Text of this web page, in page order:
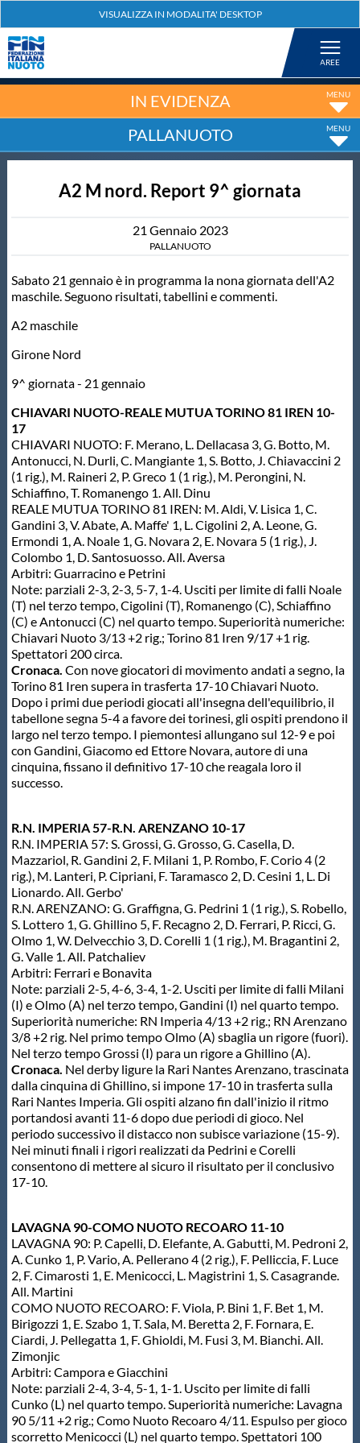
Nuoto
Tuffi
Fondo
Master
Formazione
GUG
Scuole Nuoto
Propaganda
Centri Federali
Area Legislativa
Protezione Civile
Qualità
Sostenibilità
Privacy
Cookie Policy
Archivio News
Flash News
Galleria fotografica
Videogallery
Intranet
Webmail
Contatti
Mappa del sito
IN EVIDENZA
PALLANUOTO
A2 M nord. Report 9^ giornata
21 Gennaio 2023
PALLANUOTO
Sabato 21 gennaio è in programma la nona giornata dell'A2
maschile. Seguono risultati, tabellini e commenti.
A2 maschile
Girone Nord
9^ giornata - 21 gennaio
CHIAVARI NUOTO-REALE MUTUA TORINO 81 IREN 10-
17
CHIAVARI NUOTO: F. Merano, L. Dellacasa 3, G. Botto, M.
Antonucci, N. Durli, C. Mangiante 1, S. Botto, J. Chiavaccini 2
(1 rig.), M. Raineri 2, P. Greco 1 (1 rig.), M. Perongini, N.
Schiaffino, T. Romanengo 1. All. Dinu
REALE MUTUA TORINO 81 IREN: M. Aldi, V. Lisica 1, C.
Gandini 3, V. Abate, A. Maffe' 1, L. Cigolini 2, A. Leone, G.
Ermondi 1, A. Noale 1, G. Novara 2, E. Novara 5 (1 rig.), J.
Colombo 1, D. Santosuosso. All. Aversa
Arbitri: Guarracino e Petrini
Note: parziali 2-3, 2-3, 5-7, 1-4. Usciti per limite di falli Noale
(T) nel terzo tempo, Cigolini (T), Romanengo (C), Schiaffino
(C) e Antonucci (C) nel quarto tempo. Superiorità numeriche:
Chiavari Nuoto 3/13 +2 rig.; Torino 81 Iren 9/17 +1 rig.
Spettatori 200 circa.
Cronaca. Con nove giocatori di movimento andati a segno, la
Torino 81 Iren supera in trasferta 17-10 Chiavari Nuoto.
Dopo i primi due periodi giocati all'insegna dell'equilibrio, il
tabellone segna 5-4 a favore dei torinesi, gli ospiti prendono il
largo nel terzo tempo. I piemontesi allungano sul 12-9 e poi
con Gandini, Giacomo ed Ettore Novara, autore di una
cinquina, fissano il definitivo 17-10 che reagala loro il
successo.
R.N. IMPERIA 57-R.N. ARENZANO 10-17
R.N. IMPERIA 57: S. Grossi, G. Grosso, G. Casella, D.
Mazzariol, R. Gandini 2, F. Milani 1, P. Rombo, F. Corio 4 (2
rig.), M. Lanteri, P. Cipriani, F. Taramasco 2, D. Cesini 1, L. Di
Lionardo. All. Gerbo'
R.N. ARENZANO: G. Graffigna, G. Pedrini 1 (1 rig.), S. Robello,
S. Lottero 1, G. Ghillino 5, F. Recagno 2, D. Ferrari, P. Ricci, G.
Olmo 1, W. Delvecchio 3, D. Corelli 1 (1 rig.), M. Bragantini 2,
G. Valle 1. All. Patchaliev
Arbitri: Ferrari e Bonavita
Note: parziali 2-5, 4-6, 3-4, 1-2. Usciti per limite di falli Milani
(I) e Olmo (A) nel terzo tempo, Gandini (I) nel quarto tempo.
Superiorità numeriche: RN Imperia 4/13 +2 rig.; RN Arenzano
3/8 +2 rig. Nel primo tempo Olmo (A) sbaglia un rigore (fuori).
Nel terzo tempo Grossi (I) para un rigore a Ghillino (A).
Cronaca. Nel derby ligure la Rari Nantes Arenzano, trascinata
dalla cinquina di Ghillino, si impone 17-10 in trasferta sulla
Rari Nantes Imperia. Gli ospiti alzano fin dall'inizio il ritmo
portandosi avanti 11-6 dopo due periodi di gioco. Nel
periodo successivo il distacco non subisce variazione (15-9).
Nei minuti finali i rigori realizzati da Pedrini e Corelli
consentono di mettere al sicuro il risultato per il conclusivo
17-10.
LAVAGNA 90-COMO NUOTO RECOARO 11-10
LAVAGNA 90: P. Capelli, D. Elefante, A. Gabutti, M. Pedroni 2,
A. Cunko 1, P. Vario, A. Pellerano 4 (2 rig.), F. Pelliccia, F. Luce
2, F. Cimarosti 1, E. Menicocci, L. Magistrini 1, S. Casagrande.
All. Martini
COMO NUOTO RECOARO: F. Viola, P. Bini 1, F. Bet 1, M.
Birigozzi 1, E. Szabo 1, T. Sala, M. Beretta 2, F. Fornara, E.
Ciardi, J. Pellegatta 1, F. Ghioldi, M. Fusi 3, M. Bianchi. All.
Zimonjic
Arbitri: Campora e Giacchini
Note: parziali 2-4, 3-4, 5-1, 1-1. Uscito per limite di falli
Cunko (L) nel quarto tempo. Superiorità numeriche: Lavagna
90 5/11 +2 rig.; Como Nuoto Recoaro 4/11. Espulso per gioco
scorretto Menicocci (L) nel quarto tempo. Spettatori 100